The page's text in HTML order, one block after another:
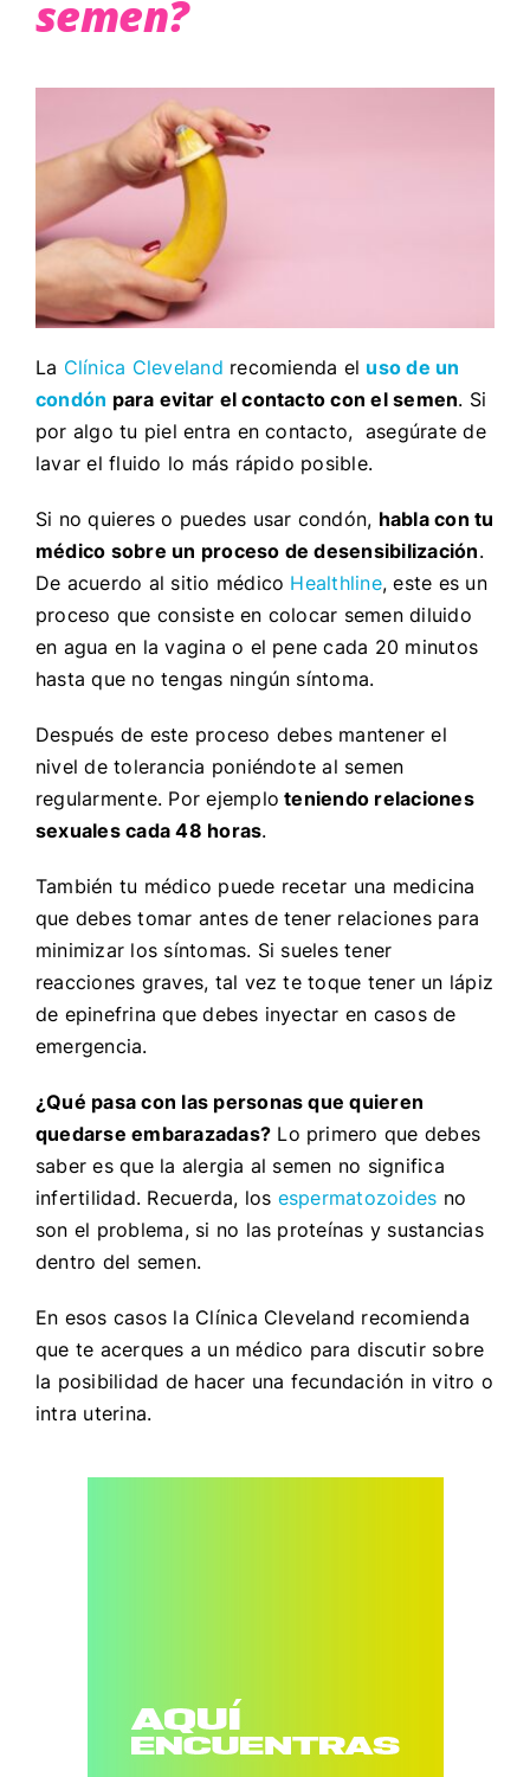
semen?
La Clínica Cleveland recomienda el uso de un
condón para evitar el contacto con el semen. Si
por algo tu piel entra en contacto, asegúrate de
lavar el fluido lo más rápido posible.
Si no quieres o puedes usar condón, habla con tu
médico sobre un proceso de desensibilización.
De acuerdo al sitio médico Healthline, este es un
proceso que consiste en colocar semen diluido
en agua en la vagina o el pene cada 20 minutos
hasta que no tengas ningún síntoma.
Después de este proceso debes mantener el
nivel de tolerancia poniéndote al semen
regularmente. Por ejemplo teniendo relaciones
sexuales cada 48 horas.
También tu médico puede recetar una medicina
que debes tomar antes de tener relaciones para
minimizar los síntomas. Si sueles tener
reacciones graves, tal vez te toque tener un lápiz
de epinefrina que debes inyectar en casos de
emergencia.
¿Qué pasa con las personas que quieren
quedarse embarazadas? Lo primero que debes
saber es que la alergia al semen no significa
infertilidad. Recuerda, los espermatozoides no
son el problema, si no las proteínas y sustancias
dentro del semen.
En esos casos la Clínica Cleveland recomienda
que te acerques a un médico para discutir sobre
la posibilidad de hacer una fecundación in vitro o
intra uterina.